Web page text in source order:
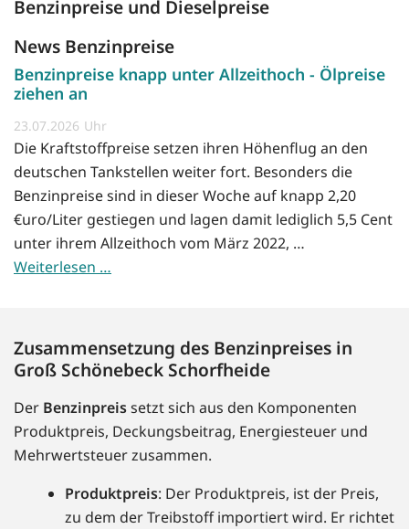
Benzinpreise und Dieselpreise
News Benzinpreise
Benzinpreise knapp unter Allzeithoch - Ölpreise
ziehen an
23.07.2026
Die Kraftstoffpreise setzen ihren Höhenflug an den
deutschen Tankstellen weiter fort. Besonders die
Benzinpreise sind in dieser Woche auf knapp 2,20
€uro/Liter gestiegen und lagen damit lediglich 5,5 Cent
unter ihrem Allzeithoch vom März 2022, …
Weiterlesen …
Zusammensetzung des Benzinpreises in
Groß Schönebeck Schorfheide
Der Benzinpreissetzt sich aus den Komponenten
Produktpreis, Deckungsbeitrag, Energiesteuer und
Mehrwertsteuer zusammen.
Produktpreis: Der Produktpreis, ist der Preis,
zu dem der Treibstoff importiert wird. Er richtet